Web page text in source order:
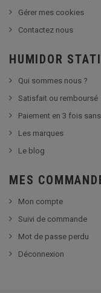
Gérer mes cookies
Contactez nous
HUMIDOR
Qui sommes nous ?
Satisfait ou remboursé
Paiement en 3 fois
Les marques
Le blog
MES
Mon compte
Suivi de commande
Mot de passe perdu
Déconnexion